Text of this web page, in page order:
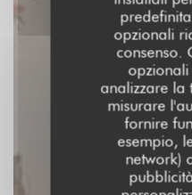
opzionali
consenso.
analizzare la
misurare
fornire
esempio,
network)
SOYA